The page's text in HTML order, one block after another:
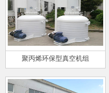
聚丙烯环保型真空机组